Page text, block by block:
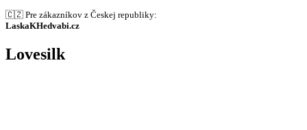
🇨🇿 Pre zákazníkov z Českej republiky:
LaskaKHedvabi.cz
Lovesilk